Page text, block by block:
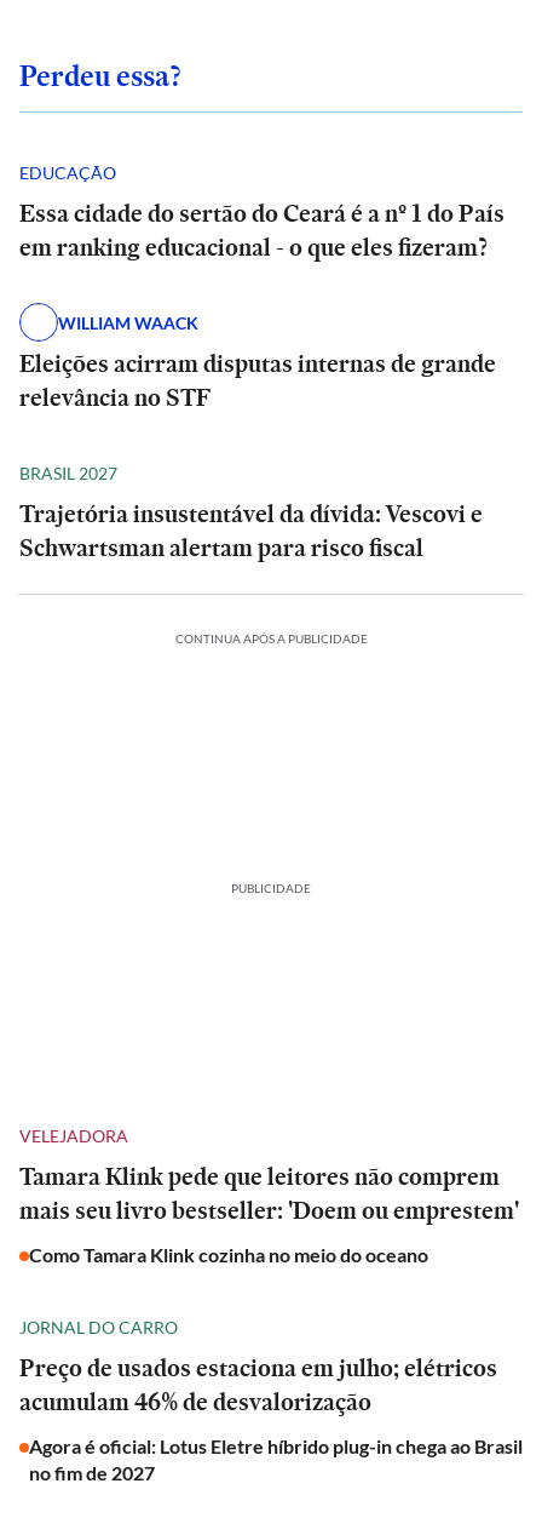
Perdeu essa?
EDUCAÇÃO
Essa cidade do sertão do Ceará é a nº 1 do País
em ranking educacional - o que eles fizeram?
WILLIAM WAACK
Eleições acirram disputas internas de grande
relevância no STF
BRASIL 2027
Trajetória insustentável da dívida: Vescovi e
Schwartsman alertam para risco fiscal
CONTINUA APÓS A PUBLICIDADE
PUBLICIDADE
VELEJADORA
Tamara Klink pede que leitores não comprem
mais seu livro bestseller: 'Doem ou emprestem'
Como Tamara Klink cozinha no meio do oceano
JORNAL DO CARRO
Preço de usados estaciona em julho; elétricos
acumulam 46% de desvalorização
Agora é oficial: Lotus Eletre híbrido plug-in chega ao Brasil
no fim de 2027